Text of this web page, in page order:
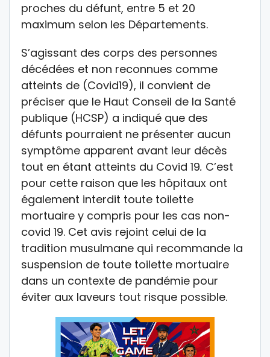
proches du défunt, entre 5 et 20
maximum selon les Départements.
S’agissant des corps des personnes
décédées et non reconnues comme
atteints de (Covid19), il convient de
préciser que le Haut Conseil de la Santé
publique (HCSP) a indiqué que des
défunts pourraient ne présenter aucun
symptôme apparent avant leur décès
tout en étant atteints du Covid 19. C’est
pour cette raison que les hôpitaux ont
également interdit toute toilette
mortuaire y compris pour les cas non-
covid 19. Cet avis rejoint celui de la
tradition musulmane qui recommande la
suspension de toute toilette mortuaire
dans un contexte de pandémie pour
éviter aux laveurs tout risque possible.